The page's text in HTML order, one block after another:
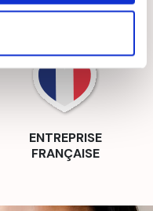
ENTREPRISE
FRANÇAISE